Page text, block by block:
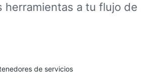
de servicios
herramientas a tu flujo de